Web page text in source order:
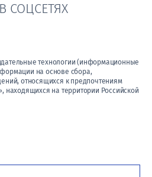
СОЦСЕТЯХ
технологии (информационные
на основе сбора,
относящихся к предпочтениям
находящихся на территории Российской